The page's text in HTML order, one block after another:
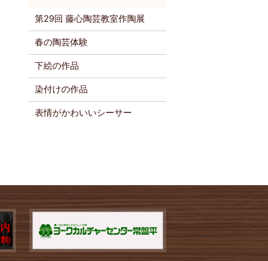
第29回 藤心陶芸教室作陶展
春の陶芸体験
下絵の作品
染付けの作品
表情がかわいいシーサー